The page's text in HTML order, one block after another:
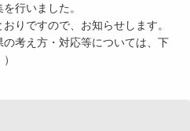
行いました。
りですので、お知らせします。
の考え方・対応等については、下